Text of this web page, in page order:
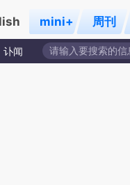
mini+ 周刊
讣闻